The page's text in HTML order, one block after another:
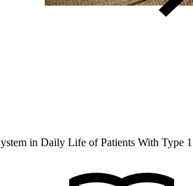
in Daily Life of Patients With Type